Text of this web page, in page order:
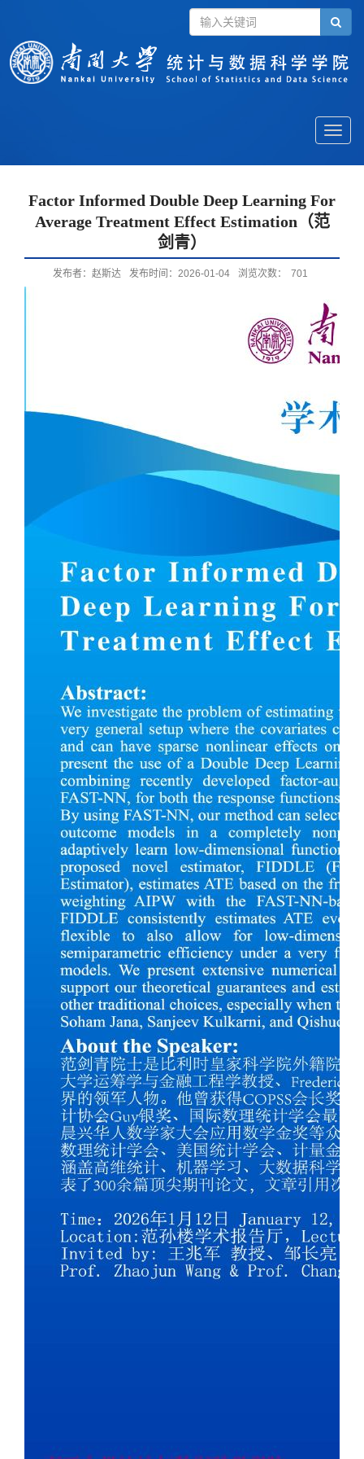
Toggle
Factor Informed Double Deep Learning For
Average Treatment Effect Estimation（范
剑青）
发布者：赵斯达 发布时间：2026-01-04 浏览次数： 701